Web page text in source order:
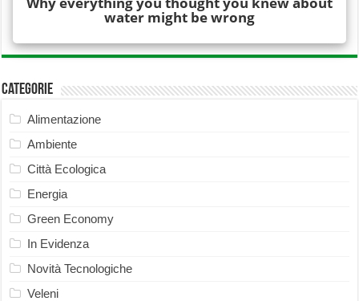
Categorie
Alimentazione
Ambiente
Città Ecologica
Energia
Green Economy
In Evidenza
Novità Tecnologiche
Veleni